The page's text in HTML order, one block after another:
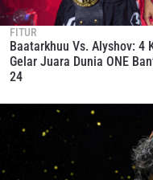
FITUR
Baatarkhuu Vs. Alyshov: 4
Gelar Juara Dunia ONE
24